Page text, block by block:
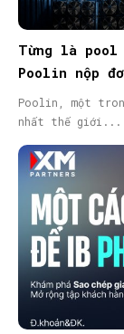
Từng là
Poolin nộp
Poolin, một
nhất thế giới...